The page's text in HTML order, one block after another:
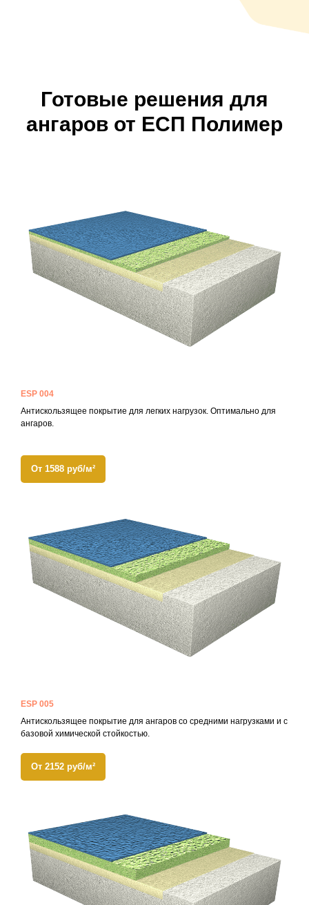
Готовые решения для
ангаров от ЕСП Полимер
ESP 004
Антискользящее покрытие для легких нагрузок. Оптимально для
ангаров.
От 1588 руб/м²
ESP 005
Антискользящее покрытие для ангаров со средними нагрузками и с
базовой химической стойкостью.
От 2152 руб/м²